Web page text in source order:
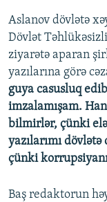
Aslanov dövlətə
Dövlət
ziyarətə aparan
yazılarına görə
guya casusluq
imzalamışam.
bilmirlər, çünki
yazılarımı
çünki
Baş redaktorun